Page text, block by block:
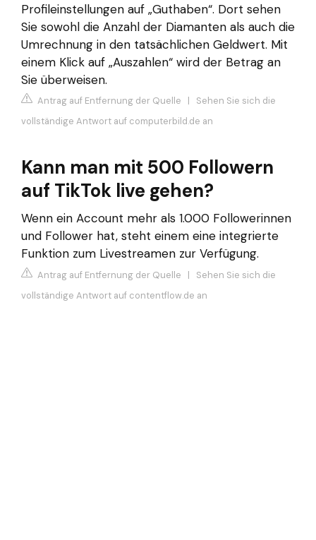
Profileinstellungen auf „Guthaben“. Dort sehen
Sie sowohl die Anzahl der Diamanten als auch die
Umrechnung in den tatsächlichen Geldwert. Mit
einem Klick auf „Auszahlen“ wird der Betrag an
Sie überweisen.
Antrag auf Entfernung der Quelle | Sehen Sie sich die
vollständige Antwort auf computerbild.de an
Kann man mit 500 Followern
auf TikTok live gehen?
Wenn ein Account mehr als 1.000 Followerinnen
und Follower hat, steht einem eine integrierte
Funktion zum Livestreamen zur Verfügung.
Antrag auf Entfernung der Quelle | Sehen Sie sich die
vollständige Antwort auf contentflow.de an